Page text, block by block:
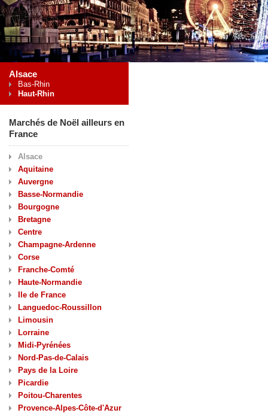
Alsace
Bas-Rhin
Haut-Rhin
Marchés de Noël ailleurs en
France
Alsace
Aquitaine
Auvergne
Basse-Normandie
Bourgogne
Bretagne
Centre
Champagne-Ardenne
Corse
Franche-Comté
Haute-Normandie
Ile de France
Languedoc-Roussillon
Limousin
Lorraine
Midi-Pyrénées
Nord-Pas-de-Calais
Pays de la Loire
Picardie
Poitou-Charentes
Provence-Alpes-Côte-d'Azur